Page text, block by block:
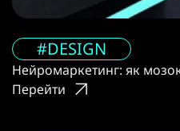
#DESIGN
Нейромаркетинг: як
Перейти